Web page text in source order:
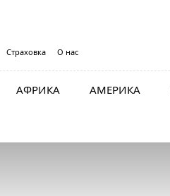
Страховка О нас
АФРИКА АМЕРИКА